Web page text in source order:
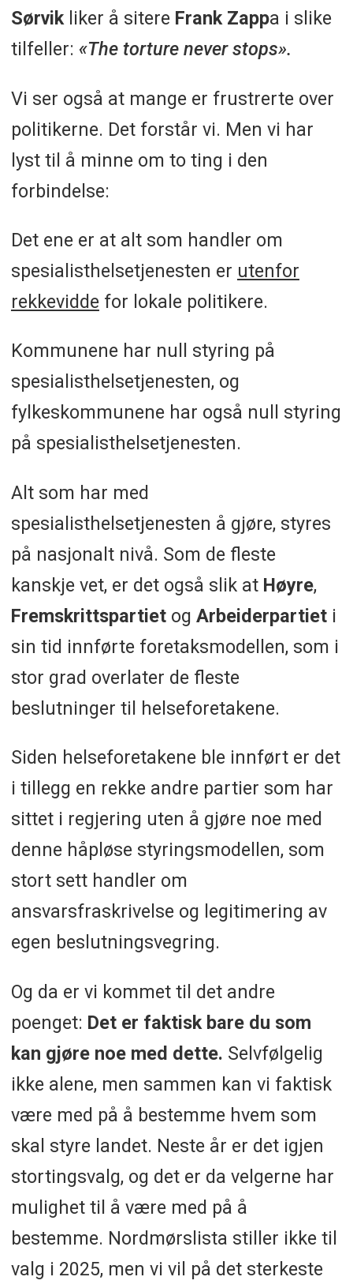
Sørvikliker å sitereFrank Zappa i slike
tilfeller: «The torture never stops».
Vi ser også at mange er frustrerte over
politikerne. Det forstår vi. Men vi har
lyst til å minne om to ting i den
forbindelse:
Det ene er at alt som handler om
spesialisthelsetjenesten er utenfor
rekkeviddefor lokale politikere.
Kommunene har null styring på
spesialisthelsetjenesten, og
fylkeskommunene har også null styring
på spesialisthelsetjenesten.
Alt som har med
spesialisthelsetjenesten å gjøre, styres
på nasjonalt nivå. Som de fleste
kanskje vet, er det også slik at Høyre,
Fremskrittspartiet og Arbeiderpartieti
sin tid innførte foretaksmodellen, som i
stor grad overlater de fleste
beslutninger til helseforetakene.
Siden helseforetakene ble innført er det
i tillegg en rekke andre partier som har
sittet i regjering uten å gjøre noe med
denne håpløse styringsmodellen, som
stort sett handler om
ansvarsfraskrivelse og legitimering av
egen beslutningsvegring.
Og da er vi kommet til det andre
poenget: Det er faktisk bare du som
kan gjøre noe med dette. Selvfølgelig
ikke alene, men sammen kan vi faktisk
være med på å bestemme hvem som
skal styre landet. Neste år er det igjen
stortingsvalg, og det er da velgerne har
mulighet til å være med på å
bestemme. Nordmørslista stiller ikke til
valg i 2025, men vi vil på det sterkeste